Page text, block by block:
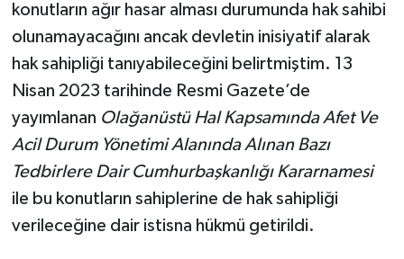
konutların ağır hasar alması durumunda hak sahibi
olunamayacağını ancak devletin inisiyatif alarak
hak sahipliği tanıyabileceğini belirtmiştim. 13
Nisan 2023 tarihinde Resmi Gazete’de
yayımlanan Olağanüstü Hal Kapsamında Afet Ve
Acil Durum Yönetimi Alanında Alınan Bazı
Tedbirlere Dair Cumhurbaşkanlığı Kararnamesi
ile bu konutların sahiplerine de hak sahipliği
verileceğine dair istisna hükmü getirildi.